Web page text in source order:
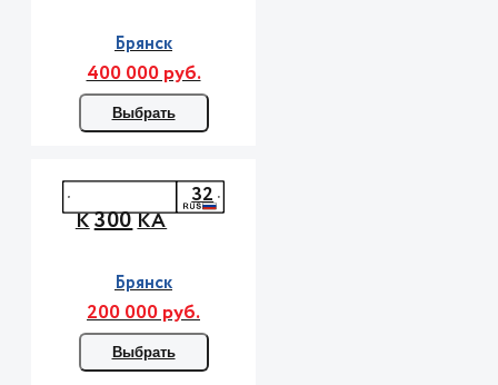
Брянск
400 000 руб.
Выбрать
К300КА
32
Брянск
200 000 руб.
Выбрать